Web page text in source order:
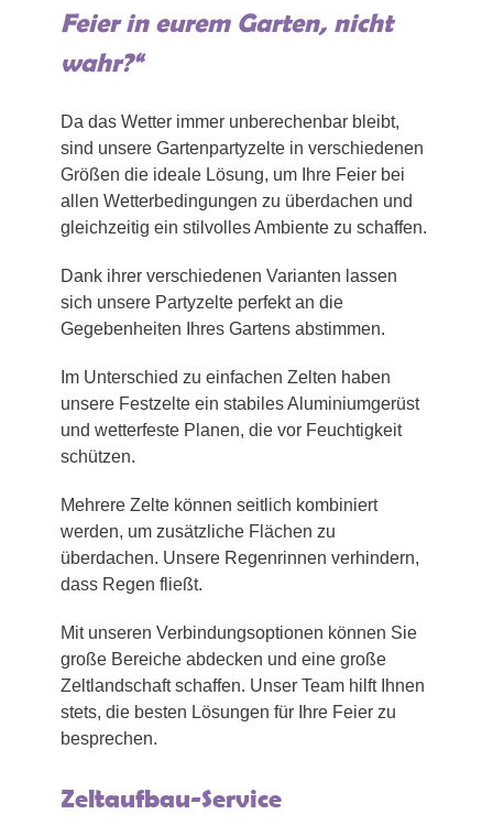
Feier in eurem Garten, nicht
wahr?“
Da das Wetter immer unberechenbar bleibt,
sind unsere Gartenpartyzelte in verschiedenen
Größen die ideale Lösung, um Ihre Feier bei
allen Wetterbedingungen zu überdachen und
gleichzeitig ein stilvolles Ambiente zu schaffen.
Dank ihrer verschiedenen Varianten lassen
sich unsere Partyzelte perfekt an die
Gegebenheiten Ihres Gartens abstimmen.
Im Unterschied zu einfachen Zelten haben
unsere Festzelte ein stabiles Aluminiumgerüst
und wetterfeste Planen, die vor Feuchtigkeit
schützen.
Mehrere Zelte können seitlich kombiniert
werden, um zusätzliche Flächen zu
überdachen. Unsere Regenrinnen verhindern,
dass Regen fließt.
Mit unseren Verbindungsoptionen können Sie
große Bereiche abdecken und eine große
Zeltlandschaft schaffen. Unser Team hilft Ihnen
stets, die besten Lösungen für Ihre Feier zu
besprechen.
Zeltaufbau-Service